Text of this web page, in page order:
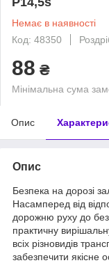
Немає в наявності
Код: 48350
88 ₴
Мінімальна сума
Опис
Опис
Безпека на дорозі
Насамперед від
дорожню руху до
практичну
всіх різновидів
забезпечити якісне